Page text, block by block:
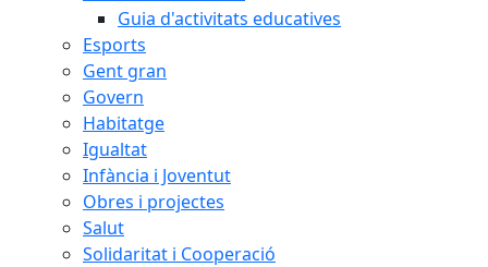
Guia d'activitats educatives
Esports
Gent gran
Govern
Habitatge
Igualtat
Infància i Joventut
Obres i projectes
Salut
Solidaritat i Cooperació